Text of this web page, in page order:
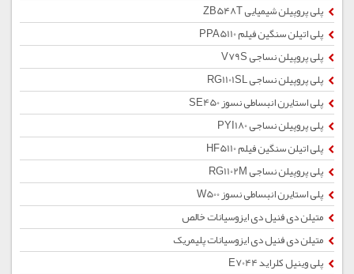
پلی پروپیلن شیمیایی ZB548T
پلی اتیلن سنگین فیلم PPA5110
پلی پروپیلن نساجی V79S
پلی پروپیلن نساجی RG1101SL
پلی استایرن انبساطی نسوز SE450
پلی پروپیلن نساجی PYI180
پلی اتیلن سنگین فیلم HF5110
پلی پروپیلن نساجی RG1102M
پلی استایرن انبساطی نسوز W500
متیلن دی فنیل دی ایزوسیانات خالص
متیلن دی فنیل دی ایزوسیانات پلیمریک
پلی وینیل کلراید E7044